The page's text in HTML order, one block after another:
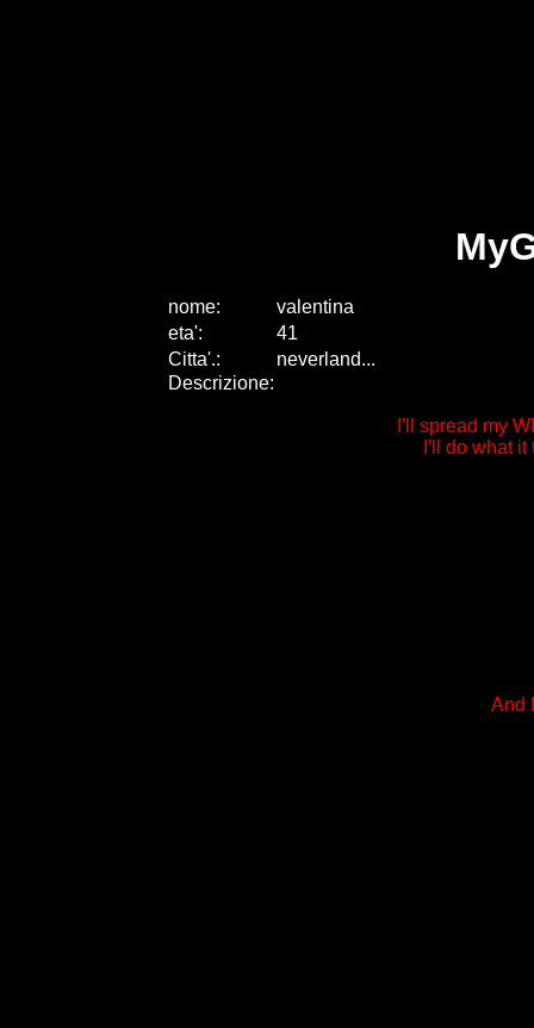
nome:
valentina
eta':
41
Citta'.:
neverland...
Descrizione:
I'll spread my
I'll do what
And